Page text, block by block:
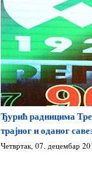
Ђурић радницима
трајног и оданог
Четвртак, 07. децембар